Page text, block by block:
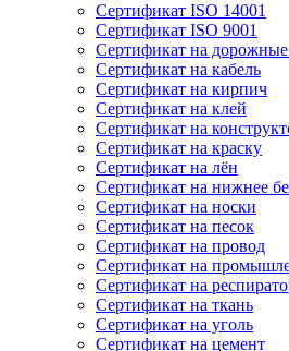
Сертификат ISO 14001
Сертификат ISO 9001
Сертификат на
Сертификат на кабель
Сертификат на кирпич
Сертификат на клей
Сертификат на
Сертификат на краску
Сертификат на лён
Сертификат на нижнее
Сертификат на носки
Сертификат на песок
Сертификат на провод
Сертификат на
Сертификат на
Сертификат на ткань
Сертификат на уголь
Сертификат на цемент